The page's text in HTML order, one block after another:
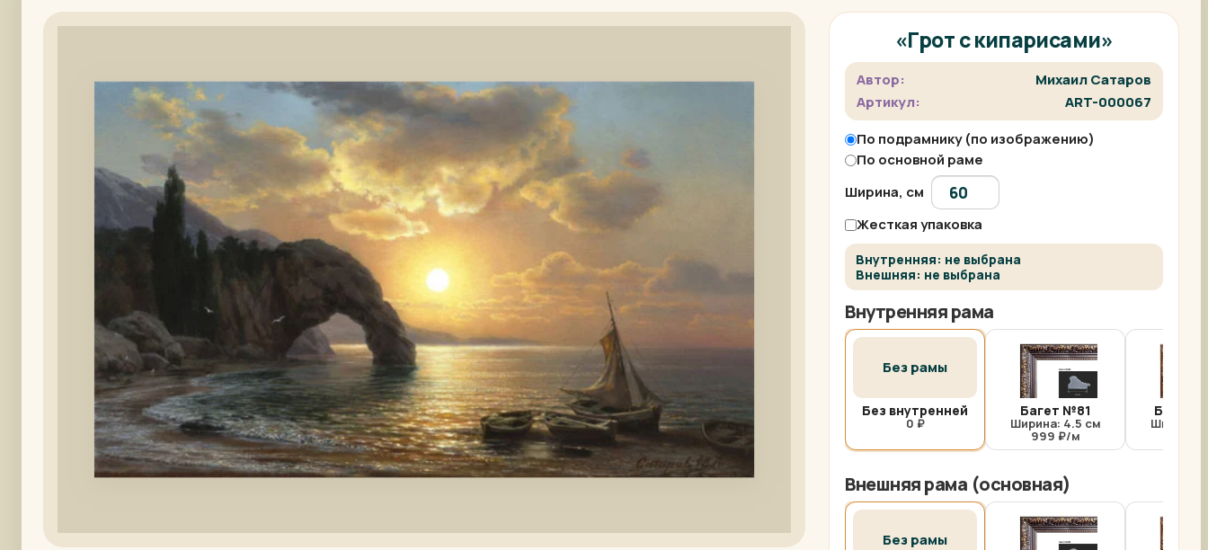
«Грот с кипарисами»
Автор:
Михаил Сатаров
Артикул:
ART-000067
По подрамнику (по изображению)
По основной раме
Ширина, см
Жесткая упаковка
Внутренняя: не выбрана
Внешняя: не выбрана
Внутренняя рама
Без рамы
Без внутренней
0 ₽
Багет №81
Ширина: 4.5 см
999 ₽/м
Багет
Ширина:
Внешняя рама (основная)
Без рамы